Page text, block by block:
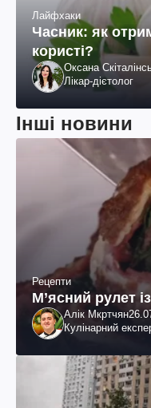
Лайфхаки
Часник: як
користі?
Оксана
Лікар-дієтолог
Інші новини
Рецепти
М’ясний рулет
Алік Мкртчян
Кулінарний